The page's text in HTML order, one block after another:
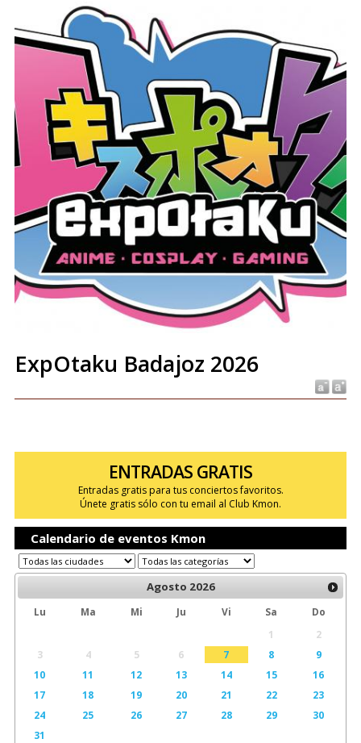
ExpOtaku Badajoz 2026
ENTRADAS GRATIS
Entradas gratis para tus conciertos favoritos.
Únete gratis sólo con tu email al Club Kmon.
Calendario de eventos Kmon
Agosto 2026
Lu Ma Mi Ju Vi Sa
Do
1
2
3
4 5 6 7 8
9
10
11 12 13 14 15
16
17
18 19 20 21 22
23
24
25 26 27 28 29
30
31